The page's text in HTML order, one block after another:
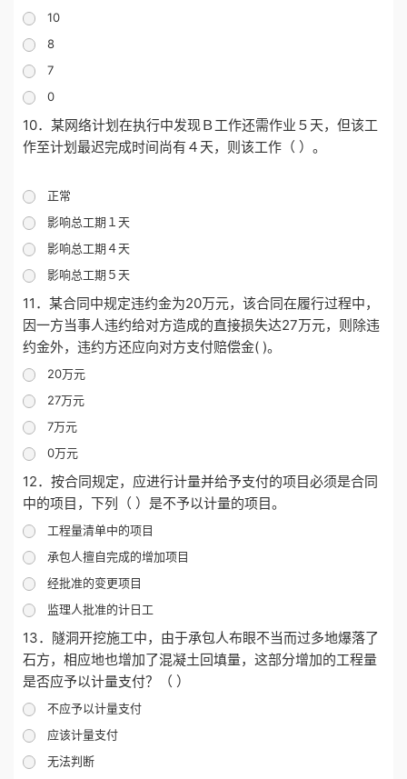
10
8
7
0
10．某网络计划在执行中发现Ｂ工作还需作业５天，但该工
作至计划最迟完成时间尚有４天，则该工作（ ）。
正常
影响总工期１天
影响总工期４天
影响总工期５天
11．某合同中规定违约金为20万元，该合同在履行过程中，
因一方当事人违约给对方造成的直接损失达27万元，则除违
约金外，违约方还应向对方支付赔偿金( )。
20万元
27万元
7万元
0万元
12．按合同规定，应进行计量并给予支付的项目必须是合同
中的项目，下列（ ）是不予以计量的项目。
工程量清单中的项目
承包人擅自完成的增加项目
经批准的变更项目
监理人批准的计日工
13．隧洞开挖施工中，由于承包人布眼不当而过多地爆落了
石方，相应地也增加了混凝土回填量，这部分增加的工程量
是否应予以计量支付？（ ）
不应予以计量支付
应该计量支付
无法判断